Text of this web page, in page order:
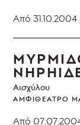
Από 31.10.2004
Αισχύλου
ΑΜΦΙΘΈΑΤΡΟ
Από